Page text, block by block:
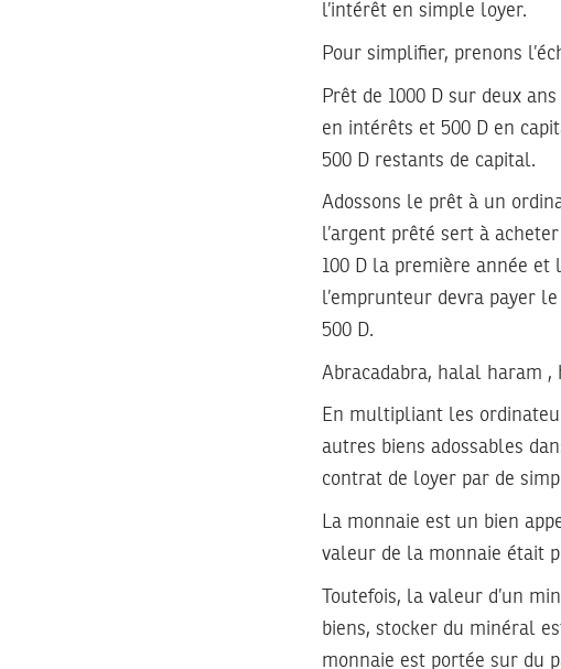
l’intérêt en simple loyer.
Pour simplifier, prenons
Prêt de 1000 D sur deux
en intérêts et 500 D en
500 D restants de capital.
Adossons le prêt à un
l’argent prêté sert à
100 D la première année et
l’emprunteur devra payer
500 D.
Abracadabra, halal haram
En multipliant les
autres biens adossables
contrat de loyer par de
La monnaie est un bien
valeur de la monnaie était
Toutefois, la valeur d’un
biens, stocker du minéral
monnaie est portée sur du